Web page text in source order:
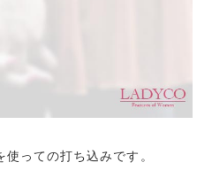
っての打ち込みです。